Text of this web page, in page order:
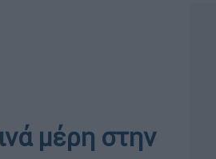
μέρη στην